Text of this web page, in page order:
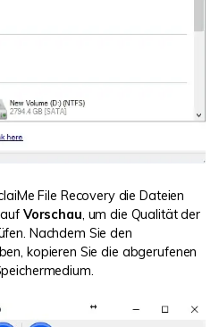
File Recovery die Dateien
Vorschau, um die Qualität der
Nachdem Sie den
kopieren Sie die abgerufenen